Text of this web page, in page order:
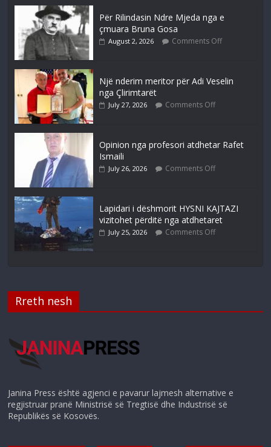
Për Rilindasin Ndre Mjeda nga e
çmuara Bruna Gosa
August 2, 2026 Comments Off
Një nderim meritor për Adi Veselin
nga Çlirimtarët
July 27, 2026 Comments Off
Opinion nga profesori atdhetar Rafet
Ismaili
July 26, 2026 Comments Off
Lapidari i dëshmorit HYSNI KAJTAZI
vizitohet përditë nga atdhetaret
July 25, 2026 Comments Off
Rreth nesh
Janina Press është agjenci e pavarur lajmesh alternative e
regjistruar pranë Ministrisë së Tregtisë dhe Industrisë së
Republikës së Kosovës.